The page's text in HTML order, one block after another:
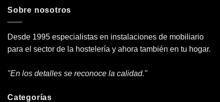
Sobre nosotros
Desde 1995 especialistas en instalaciones de mobiliario
para el sector de la hostelería y ahora también en tu hogar.
"En los detalles se reconoce la calidad."
Categorías